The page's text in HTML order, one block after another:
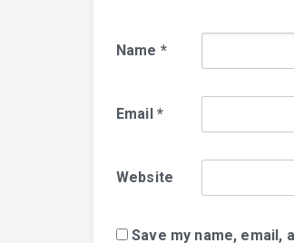
Name *
Email *
Website
Save my name, email,